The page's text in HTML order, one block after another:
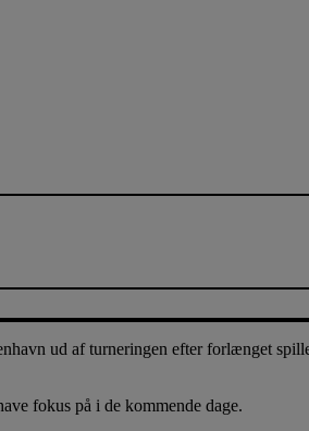
ud af turneringen efter forlænget
fokus på i de kommende dage.